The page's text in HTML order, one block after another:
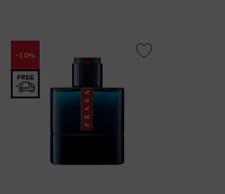
-10%